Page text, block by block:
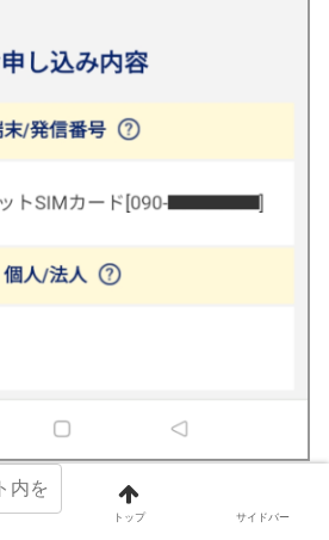
から、ページ下部の「申し込む」ボ
トップ サイドバー